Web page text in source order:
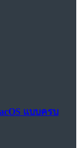
แบบครบ